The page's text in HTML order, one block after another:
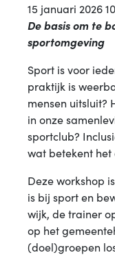
15 januari 2026
De basis om te
sportomgeving
Sport is voor
praktijk is
mensen uitsluit?
in onze
sportclub?
wat betekent het
Deze workshop
is bij sport en
wijk, de trainer
op het
(doel)groepen